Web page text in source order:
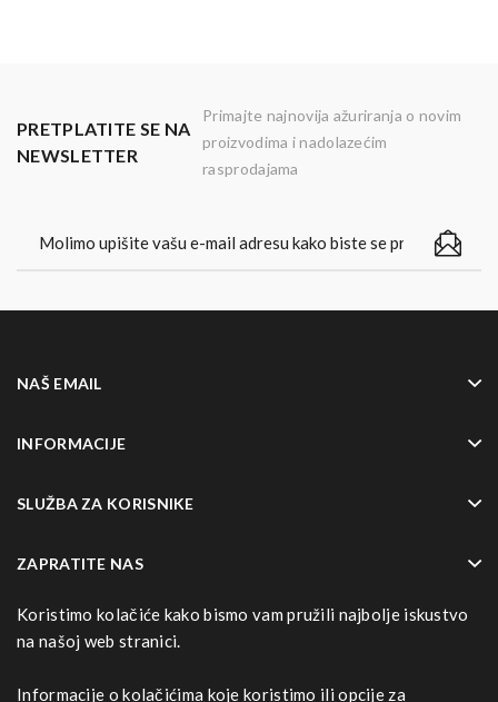
PRETPLATITE SE NA
NEWSLETTER
Primajte najnovija ažuriranja o novim
proizvodima i nadolazećim
rasprodajama
NAŠ EMAIL
INFORMACIJE
SLUŽBA ZA KORISNIKE
ZAPRATITE NAS
NAČINI NAPLATE
Koristimo kolačiće kako bismo vam pružili najbolje iskustvo
na našoj web stranici.
Informacije o kolačićima koje koristimo ili opcije za